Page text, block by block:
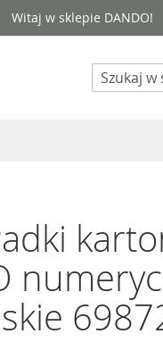
Witaj w sklepie DANDO!
Search